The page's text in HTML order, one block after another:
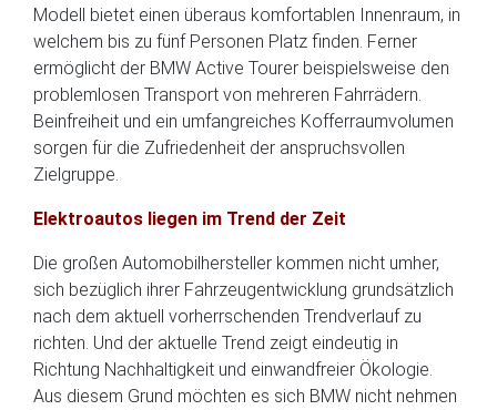
Modell bietet einen überaus komfortablen Innenraum, in
welchem bis zu fünf Personen Platz finden. Ferner
ermöglicht der BMW Active Tourer beispielsweise den
problemlosen Transport von mehreren Fahrrädern.
Beinfreiheit und ein umfangreiches Kofferraumvolumen
sorgen für die Zufriedenheit der anspruchsvollen
Zielgruppe.
Elektroautos liegen im Trend der Zeit
Die großen Automobilhersteller kommen nicht umher,
sich bezüglich ihrer Fahrzeugentwicklung grundsätzlich
nach dem aktuell vorherrschenden Trendverlauf zu
richten. Und der aktuelle Trend zeigt eindeutig in
Richtung Nachhaltigkeit und einwandfreier Ökologie.
Aus diesem Grund möchten es sich BMW nicht nehmen